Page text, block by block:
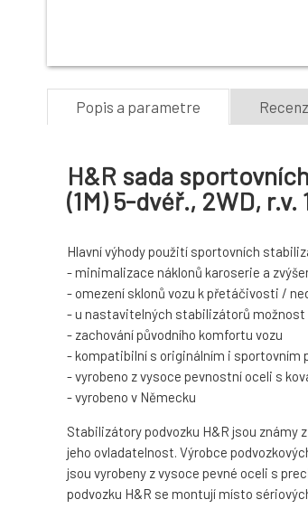
Popis a parametre
H&R sada
(1M) 5-dvéř., 2WD,
Hlavní výhody použití sportovních
- minimalizace náklonů karoserie a
- omezení sklonů vozu k přetáčivosti /
- u nastavitelných stabilizátorů
- zachování původního komfortu vozu
- kompatibilní s originálním i sportovním
- vyrobeno z vysoce pevnostní oceli s
- vyrobeno v Německu
Stabilizátory podvozku H&R jsou známy
jeho ovladatelnost. Výrobce
jsou vyrobeny z vysoce pevné oceli s
podvozku H&R se montují místo